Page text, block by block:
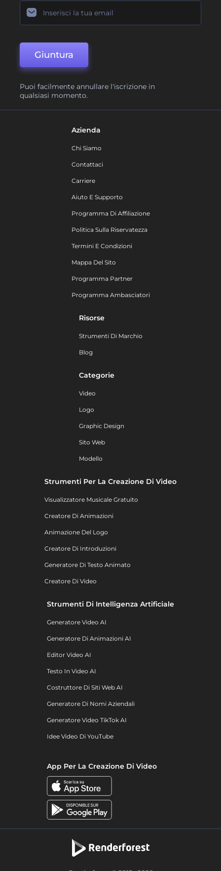
Giuntura
Puoi facilmente annullare l'iscrizione in
qualsiasi momento.
Azienda
Chi Siamo
Contattaci
Carriere
Aiuto E Supporto
Programma Di Affiliazione
Politica Sulla Riservatezza
Termini E Condizioni
Mappa Del Sito
Programma Partner
Programma Ambasciatori
Risorse
Strumenti Di Marchio
Blog
Categorie
Video
Logo
Graphic Design
Sito Web
Modello
Strumenti Per La Creazione Di Video
Visualizzatore Musicale Gratuito
Creatore Di Animazioni
Animazione Del Logo
Creatore Di Introduzioni
Generatore Di Testo Animato
Creatore Di Video
Strumenti Di Intelligenza Artificiale
Generatore Video AI
Generatore Di Animazioni AI
Editor Video AI
Testo In Video AI
Costruttore Di Siti Web AI
Generatore Di Nomi Aziendali
Generatore Video TikTok AI
Idee Video Di YouTube
App Per La Creazione Di Video